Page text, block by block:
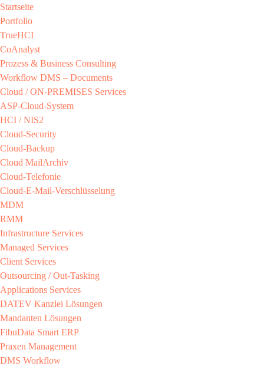
Startseite
Portfolio
TrueHCI
CoAnalyst
Prozess & Business Consulting
Workflow DMS – Documents
Cloud / ON-PREMISES​ Services​
ASP-Cloud-System​
HCI / NIS2​
Cloud-Security​
Cloud-Backup​
Cloud MailArchiv​
Cloud-Telefonie​
Cloud-E-Mail-Verschlüsselung​
MDM​
RMM​
Infrastructure Services
Managed Services​
Client Services​
Outsourcing / Out-Tasking​
Applications Services
DATEV Kanzlei Lösungen​
Mandanten Lösungen​
FibuData Smart ERP​
Praxen Management​
DMS Workflow​